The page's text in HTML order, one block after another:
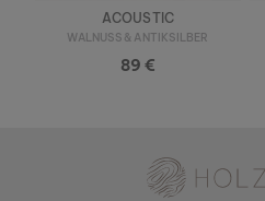
ACOUSTIC
WALNUSS & ANTIKSILBER
89 €